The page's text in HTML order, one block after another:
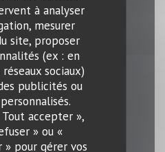
à analyser
mesurer
site, proposer
(ex : en
sociaux)
publicités ou
Tout accepter »,
» ou «
» pour gérer vos